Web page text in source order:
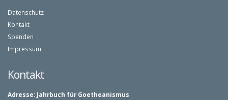
Datenschutz
Kontakt
Spenden
Impressum
Kontakt
Adresse: Jahrbuch für Goetheanismus